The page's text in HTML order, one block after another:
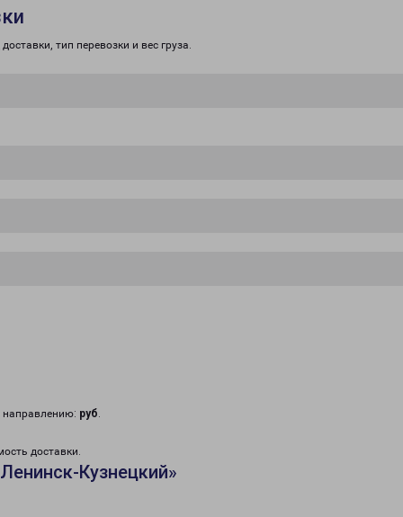
тип перевозки и вес груза.
руб.
доставки.
Кузнецкий»